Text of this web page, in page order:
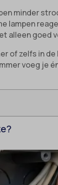
minder
lampen
alleen goed
of zelfs in
voeg je